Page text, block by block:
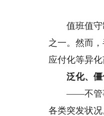
值班值守制
之一。然而
应付化等异
泛化、
——不管事
各类突发状